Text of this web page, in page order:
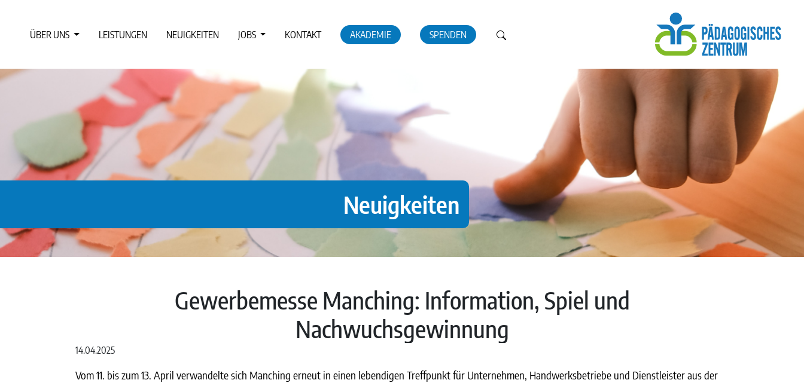
ÜBER UNS LEISTUNGEN NEUIGKEITEN JOBS KONTAKT AKADEMIE SPENDEN
Neuigkeiten
Gewerbemesse Manching: Information, Spiel und
Nachwuchsgewinnung
14.04.2025
Vom 11. bis zum 13. April verwandelte sich Manching erneut in einen lebendigen Treffpunkt für Unternehmen, Handwerksbetriebe und Dienstleister aus der